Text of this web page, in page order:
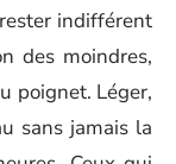
indifférent
des moindres,
poignet. Léger,
sans jamais la